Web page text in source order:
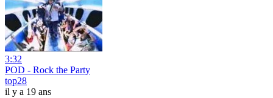
3:32
POD - Rock the Party
top28
il y a 19 ans